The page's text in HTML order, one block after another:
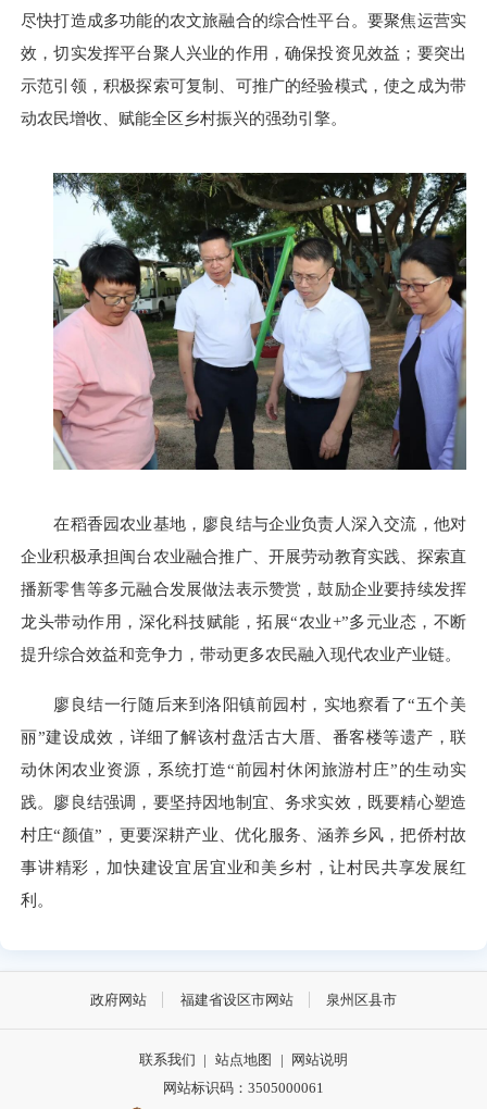
尽快打造成多功能的农文旅融合的综合性平台。要聚焦运营实
效，切实发挥平台聚人兴业的作用，确保投资见效益；要突出
示范引领，积极探索可复制、可推广的经验模式，使之成为带
动农民增收、赋能全区乡村振兴的强劲引擎。
在稻香园农业基地，廖良结与企业负责人深入交流，他对
企业积极承担闽台农业融合推广、开展劳动教育实践、探索直
播新零售等多元融合发展做法表示赞赏，鼓励企业要持续发挥
龙头带动作用，深化科技赋能，拓展“农业+”多元业态，不断
提升综合效益和竞争力，带动更多农民融入现代农业产业链。
廖良结一行随后来到洛阳镇前园村，实地察看了“五个美
丽”建设成效，详细了解该村盘活古大厝、番客楼等遗产，联
动休闲农业资源，系统打造“前园村休闲旅游村庄”的生动实
践。廖良结强调，要坚持因地制宜、务求实效，既要精心塑造
村庄“颜值”，更要深耕产业、优化服务、涵养乡风，把侨村故
事讲精彩，加快建设宜居宜业和美乡村，让村民共享发展红
利。
政府网站 福建省设区市网站 泉州区县市
联系我们 | 站点地图 |
网站说明
网站标识码：3505000061